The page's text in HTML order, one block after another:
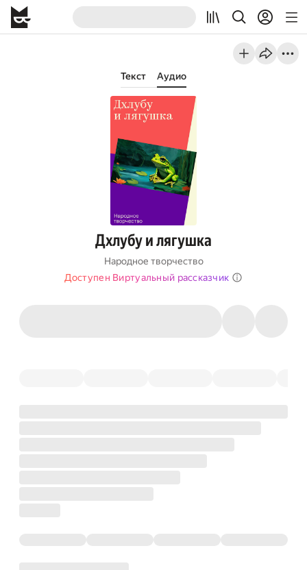
Текст Аудио
Дхлубу и лягушка
Народное творчество
Доступен Виртуальный рассказчик